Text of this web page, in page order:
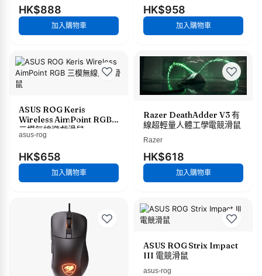
HK$888
加入購物車
HK$958
加入購物車
ASUS ROG Keris
Wireless AimPoint RGB
三模無線遊戲滑鼠
asus-rog
HK$658
加入購物車
Razer DeathAdder V3 有
線超輕量人體工學電競滑鼠
Razer
HK$618
加入購物車
ASUS ROG Strix Impact
III 電競滑鼠
asus-rog